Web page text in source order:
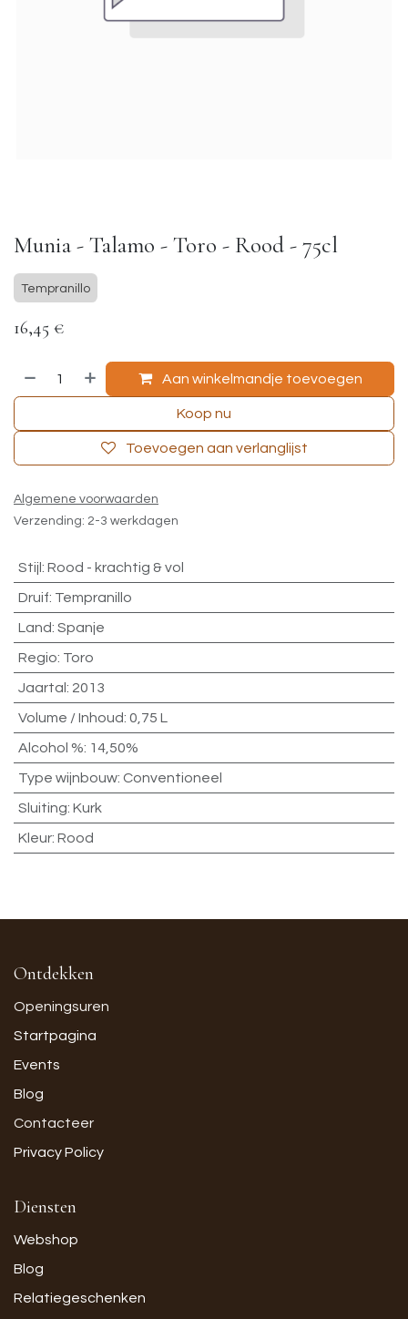
Munia - Talamo - Toro - Rood - 75cl
Tempranillo
16,45 €
Aan winkelmandje toevoegen
Koop nu
Toevoegen aan verlanglijst
Algemene voorwaarden
Verzending: 2-3 werkdagen
Stijl : Rood - krachtig & vol
Druif: Tempranillo
Land: Spanje
Regio: Toro
Jaartal : 2013
Volume / Inhoud: 0,75 L
Alcohol %: 14,50%
Type wijnbouw: Conventioneel
Sluiting: Kurk
Kleur: Rood
Ontdekken
Openingsuren
Startpagina
Events
Blog
Contacteer
Privacy Policy
Diensten
Webshop
Blog
Relatiegeschenken